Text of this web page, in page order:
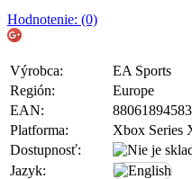
Hodnotenie: (0)
Výrobca:
EA Sports
Región:
Europe
EAN:
Platforma:
Xbox Series
Dostupnosť:
Jazyk: